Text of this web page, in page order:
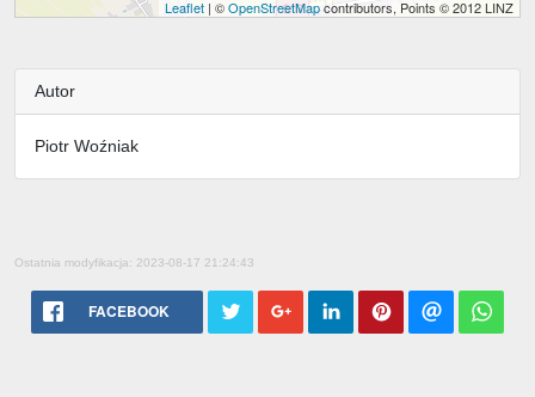
Leaflet | ©OpenStreetMapcontributors, Points © 2012 LINZ
Autor
Piotr Woźniak
Ostatnia modyfikacja: 2023-08-17 21:24:43
FACEBOOK